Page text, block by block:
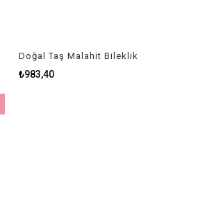
Doğal Taş Malahit Bileklik
₺983,40